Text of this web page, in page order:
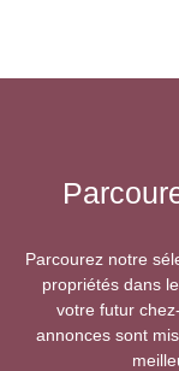
Parcourez notre
propriétés dans
votre futur
annonces sont